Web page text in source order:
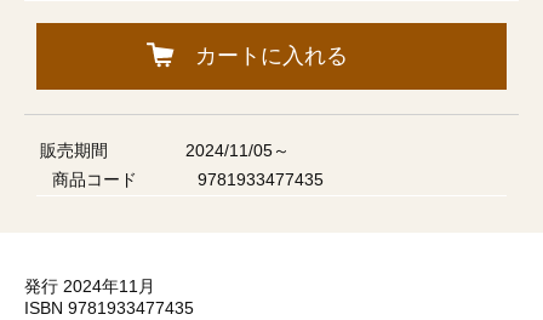
カートに入れる
販売期間
2024/11/05～
商品コード
9781933477435
発行 2024年11月
ISBN 9781933477435